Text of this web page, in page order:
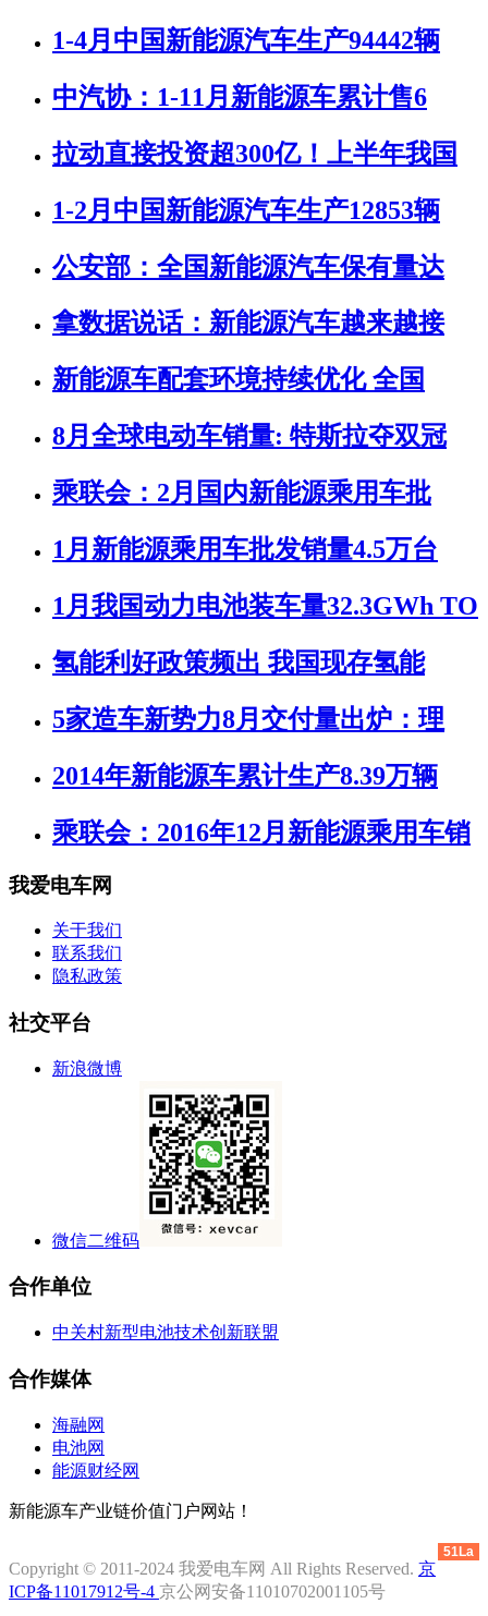
1-4月中国新能源汽车生产94442辆
中汽协：1-11月新能源车累计售6
拉动直接投资超300亿！上半年我国
1-2月中国新能源汽车生产12853辆
公安部：全国新能源汽车保有量达
拿数据说话：新能源汽车越来越接
新能源车配套环境持续优化 全国
8月全球电动车销量: 特斯拉夺双冠
乘联会：2月国内新能源乘用车批
1月新能源乘用车批发销量4.5万台
1月我国动力电池装车量32.3GWh TO
氢能利好政策频出 我国现存氢能
5家造车新势力8月交付量出炉：理
2014年新能源车累计生产8.39万辆
乘联会：2016年12月新能源乘用车销
我爱电车网
关于我们
联系我们
隐私政策
社交平台
新浪微博
微信二维码
合作单位
中关村新型电池技术创新联盟
合作媒体
海融网
电池网
能源财经网
新能源车产业链价值门户网站！
Copyright © 2011-2024 我爱电车网 All Rights Reserved. 京
ICP备11017912号-4 京公网安备11010702001105号
51La